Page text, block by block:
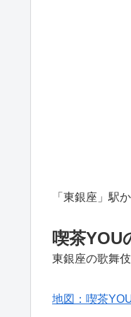
「東銀座」駅
喫茶YOU
東銀座の歌舞
地図：喫茶